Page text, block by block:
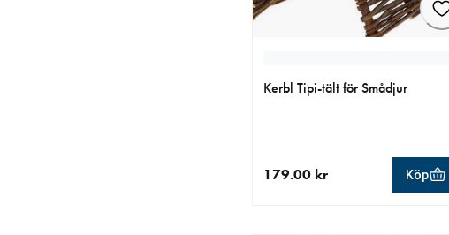
Kerbl Tipi-tält för Smådjur
179.00 kr Köp